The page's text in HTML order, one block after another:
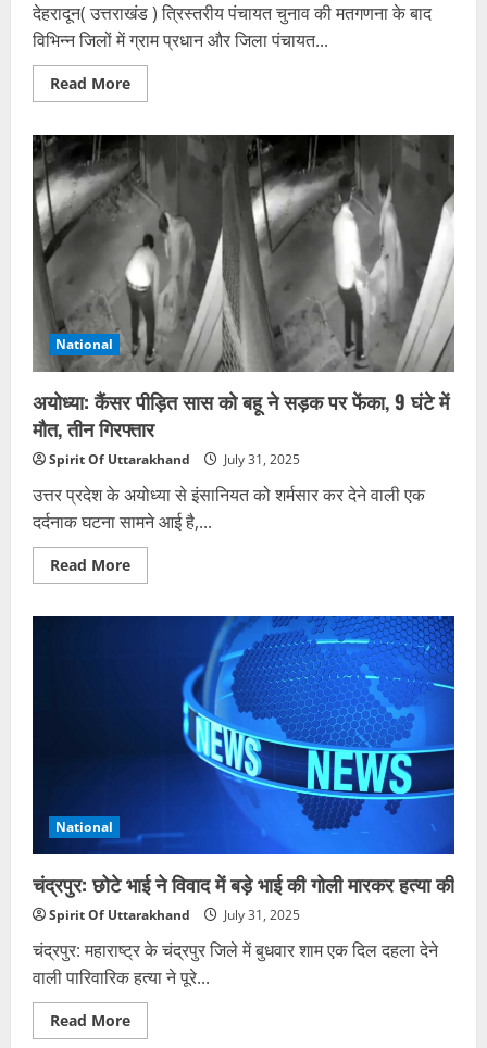
देहरादून( उत्तराखंड ) त्रिस्तरीय पंचायत चुनाव की मतगणना के बाद
विभिन्न जिलों में ग्राम प्रधान और जिला पंचायत...
Read MoreRead
more
चुनाव:
रुद्रप्रयाग,
देहरादून
तथा
अन्य
क्षेत्रों
अब
तक
ये
ग्राम
प्रधान
चुने
गए
National
अयोध्या: कैंसर पीड़ित सास को बहू ने सड़क पर फेंका, 9 घंटे में
मौत, तीन गिरफ्तार
Spirit Of Uttarakhand July 31, 2025
उत्तर प्रदेश के अयोध्या से इंसानियत को शर्मसार कर देने वाली एक
दर्दनाक घटना सामने आई है,...
Read MoreRead
more
गिरफ्तार
National
चंद्रपुर: छोटे भाई ने विवाद में बड़े भाई की गोली मारकर हत्या की
Spirit Of Uttarakhand July 31, 2025
चंद्रपुर: महाराष्ट्र के चंद्रपुर जिले में बुधवार शाम एक दिल दहला देने
वाली पारिवारिक हत्या ने पूरे...
Read MoreRead
more